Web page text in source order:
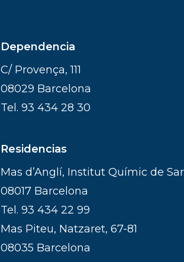
Dependencia
C/ Provença, 111
08029 Barcelona
Tel. 93 434 28 30
Residencias
Mas d’Anglí, Institut Químic de
08017 Barcelona
Tel. 93 434 22 99
Mas Piteu, Natzaret, 67-81
08035 Barcelona